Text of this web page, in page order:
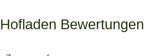
Hofladen Bewertungen